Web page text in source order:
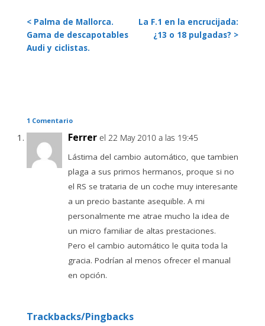
< Palma de Mallorca.
Gama de descapotables
Audi y ciclistas.
La F.1 en la encrucijada:
¿13 o 18 pulgadas? >
1 Comentario
Ferrer el 22 May 2010 a las 19:45
Lástima del cambio automático, que tambien
plaga a sus primos hermanos, proque si no
el RS se trataria de un coche muy interesante
a un precio bastante asequible. A mi
personalmente me atrae mucho la idea de
un micro familiar de altas prestaciones.
Pero el cambio automático le quita toda la
gracia. Podrían al menos ofrecer el manual
en opción.
Trackbacks/Pingbacks